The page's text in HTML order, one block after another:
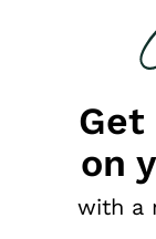
looking for
Get
on
with a